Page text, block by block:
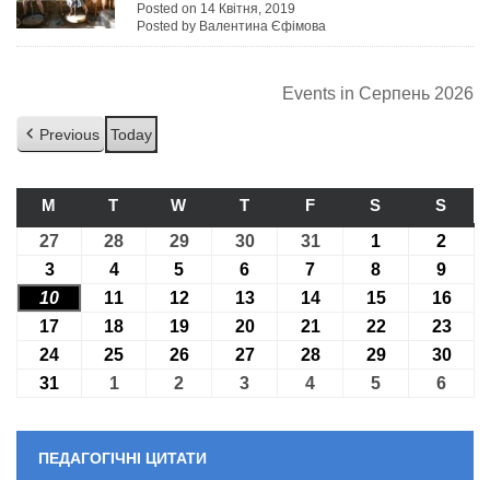
Posted on 14 Квітня, 2019
Posted by Валентина Єфімова
Events in Серпень 2026
Previous Today
M ПОНЕДІЛОК
T ВІВТОРОК
W СЕРЕДА
TЧЕТВЕР
FП’ЯТНИЦЯ
S СУБОТА
S
27 27.07.2026
28 28.07.2026
2929.07.2026
3030.07.2026
3131.07.2026
1 01.08.2026
2
303.08.2026
404.08.2026
5 05.08.2026
6 06.08.2026
7 07.08.2026
8 08.08.2026
9
10 10.08.2026
11 11.08.2026
1212.08.2026
1313.08.2026
1414.08.2026
1515.08.2026
16
17 17.08.2026
18 18.08.2026
1919.08.2026
2020.08.2026
2121.08.2026
2222.08.2026
23
24 24.08.2026
25 25.08.2026
2626.08.2026
2727.08.2026
2828.08.2026
2929.08.2026
30
31 31.08.2026
101.09.2026
2 02.09.2026
3 03.09.2026
4 04.09.2026
5 05.09.2026
6
ПЕДАГОГІЧНІ ЦИТАТИ